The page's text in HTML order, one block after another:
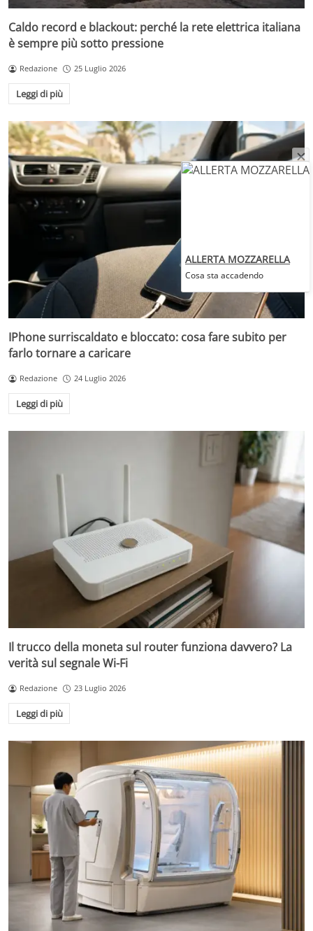
Caldo record e blackout: perché la rete elettrica italiana
è sempre più sotto pressione
Redazione 25 Luglio 2026
Leggi di più
IPhone surriscaldato e bloccato: cosa fare subito per
farlo tornare a caricare
Redazione 24 Luglio 2026
Leggi di più
Il trucco della moneta sul router funziona davvero? La
verità sul segnale Wi-Fi
Redazione 23 Luglio 2026
Leggi di più
ALLERTA MOZZARELLA
Cosa sta accadendo